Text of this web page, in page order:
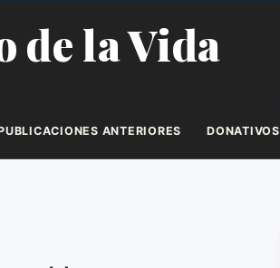
de la Vida
ANTERIORES DONATIVOS